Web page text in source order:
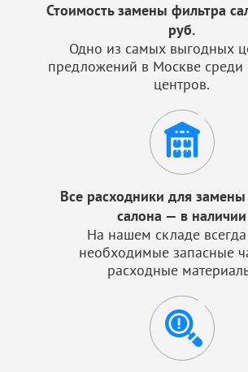
Стоимость замены фильтра
руб.
Одно из самых выгодных
предложений в Москве среди
центров.
Все расходники для
салона — в наличии
На нашем складе всегда
необходимые запасные
расходные